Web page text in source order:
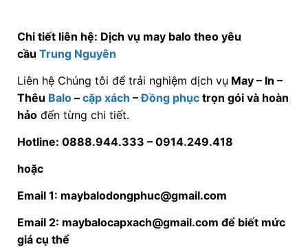
Chi tiết liên hệ: Dịch vụ may balo theo yêu
cầu Trung Nguyên
Liên hệ Chúng tôi để trải nghiệm dịch vụ May – In –
Thêu Balo– cặp xách –Đồng phụctrọn gói và hoàn
hảođến từng chi tiết.
Hotline: 0888.944.333 – 0914.249.418
hoặc
Email 1: maybalodongphuc@gmail.com
Email 2: maybalocapxach@gmail.com để biết mức
giá cụ thể